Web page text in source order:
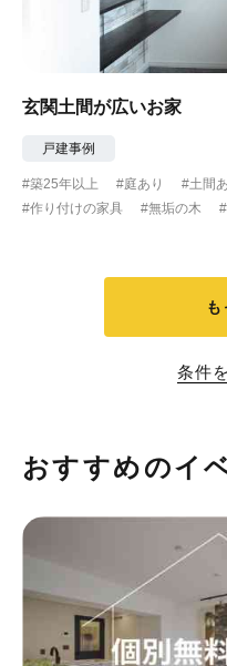
玄関土間が広いお家
戸建事例
#築25年以上 #庭あり #土間
#作り付けの家具
#無垢の木
も
条件
おすすめのイ